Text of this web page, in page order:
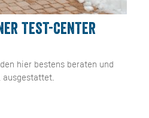
TEST-CENTER
hier bestens beraten und
ausgestattet.